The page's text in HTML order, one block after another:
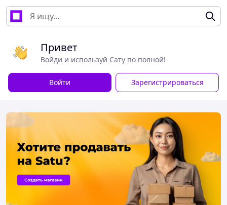
Привет
Войди и используй Сату по полной!
Войти Зарегистрироваться